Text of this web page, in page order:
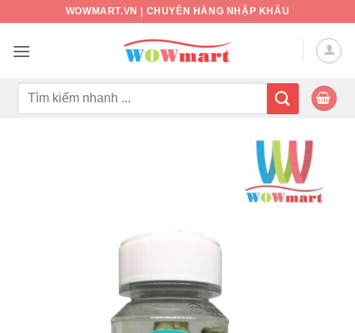
nội
WOWMART.VN | CHUYÊN HÀNG NHẬP KHẨU
Tìm